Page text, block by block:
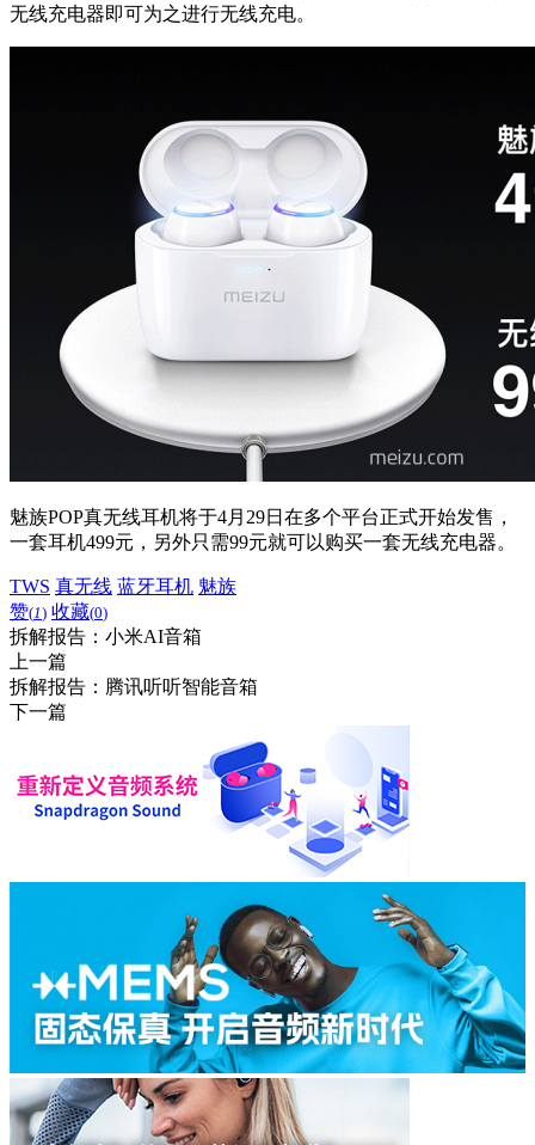
无线充电器即可为之进行无线充电。
魅族POP真无线耳机将于4月29日在多个平台正式开始发售，
一套耳机499元，另外只需99元就可以购买一套无线充电器。
TWS 真无线 蓝牙耳机 魅族
赞(1) 收藏(0)
拆解报告：小米AI音箱
上一篇
拆解报告：腾讯听听智能音箱
下一篇